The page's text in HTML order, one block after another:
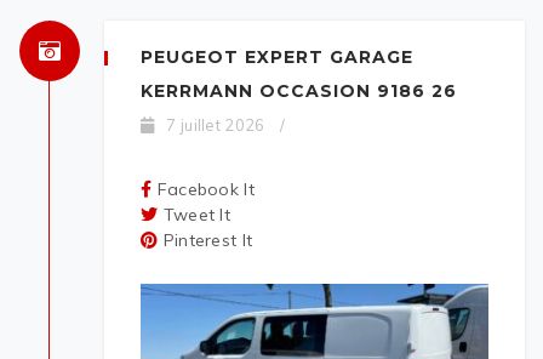
PEUGEOT EXPERT GARAGE
KERRMANN OCCASION 9186 26
7 juillet 2026 /
Facebook It
Tweet It
Pinterest It